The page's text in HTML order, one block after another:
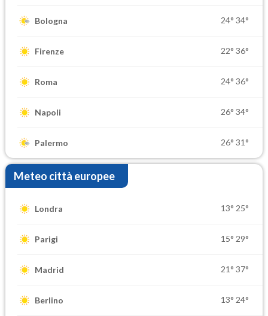
Bologna 24° 34°
Firenze 22° 36°
Roma 24° 36°
Napoli 26° 34°
Palermo 26° 31°
Meteo città europee
Londra 13° 25°
Parigi 15° 29°
Madrid 21° 37°
Berlino 13° 24°